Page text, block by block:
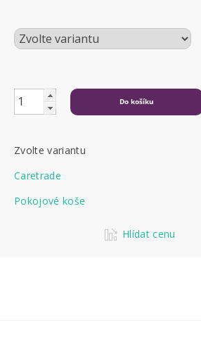
Zvolte variantu
Caretrade
Pokojové koše
Hlídat cenu